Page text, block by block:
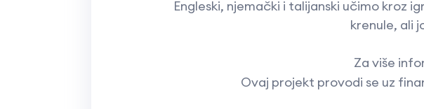
Engleski, njemački i talijanski učimo kroz
krenule, ali
Za više
Ovaj projekt provodi se uz